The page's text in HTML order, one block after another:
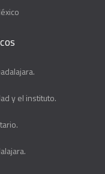
y el instituto.